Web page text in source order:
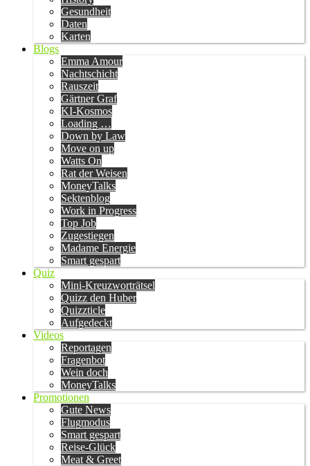
Gesundheit
Daten
Karten
Blogs
Emma Amour
Nachtschicht
Rauszeit
Gärtner Graf
KI-Kosmos
Loading …
Down by Law
Move on up
Watts On
Rat der Weisen
MoneyTalks
Sektenblog
Work in Progress
Top Job
Zugestiegen
Madame Energie
Smart gespart
Quiz
Mini-Kreuzworträtsel
Quizz den Huber
Quizzticle
Aufgedeckt
Videos
Reportagen
Fragenbot
Wein doch
MoneyTalks
Promotionen
Gute News
Flugmodus
Smart gespart
Reise-Glück
Meat & Greet